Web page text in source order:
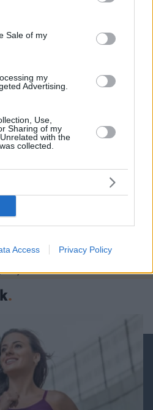
and its third-party tags to
purposes in below Google
Sale of my
my
Advertising.
Use,
Sharing of my
with the
collected.
Access Privacy Policy
να
σας
Heights Candy